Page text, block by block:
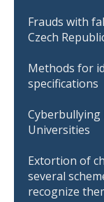
Frauds with
Czech
Methods for
specifications
Cyberbullying
Universities
Extortion of
several
recognize